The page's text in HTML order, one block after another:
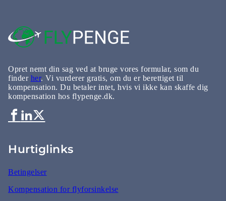
Opret nemt din sag ved at bruge vores formular, som du
finder her. Vi vurderer gratis, om du er berettiget til
kompensation. Du betaler intet, hvis vi ikke kan skaffe dig
kompensation hos flypenge.dk.
Hurtiglinks
Betingelser
Kompensation for flyforsinkelse